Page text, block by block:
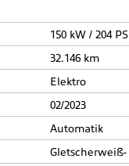
150 kW / 204 PS
32.146 km
Elektro
02/2023
Automatik
Gletscherweiß-